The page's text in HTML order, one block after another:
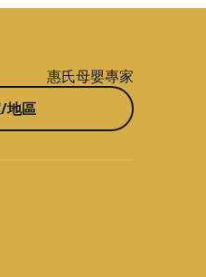
惠氏母嬰專家
地區